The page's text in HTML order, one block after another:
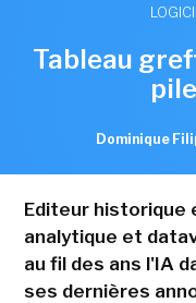
Tableau
Dominique
Editeur historique
analytique et
au fil des ans l'IA
ses dernières